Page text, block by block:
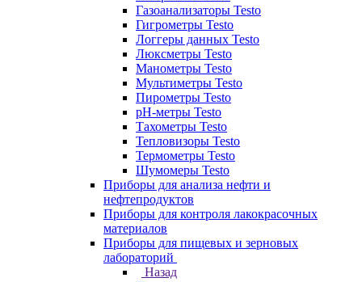
Газоанализаторы Testo
Гигрометры Testo
Логгеры данных Testo
Люксметры Testo
Манометры Testo
Мультиметры Testo
Пирометры Testo
pH-метры Testo
Тахометры Testo
Тепловизоры Testo
Термометры Testo
Шумомеры Testo
Приборы для анализа нефти и
нефтепродуктов
Приборы для контроля лакокрасочных
материалов
Приборы для пищевых и зерновых
лабораторий
Назад